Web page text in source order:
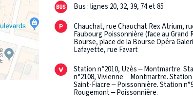
Bus : lignes 20, 32, 39, 74 et 85
Chauchat, rue Chauchat Rex Atrium,
Faubourg Poissonnière (face au Grand
Bourse, place de la Bourse Opéra
Lafayette, rue Favart
Station n°2010, Uzès – Montmartre.
n°2108, Vivienne – Montmartre. Station
Saint-Fiacre – Poissonnière. Station
Rougemont – Poissonnière.